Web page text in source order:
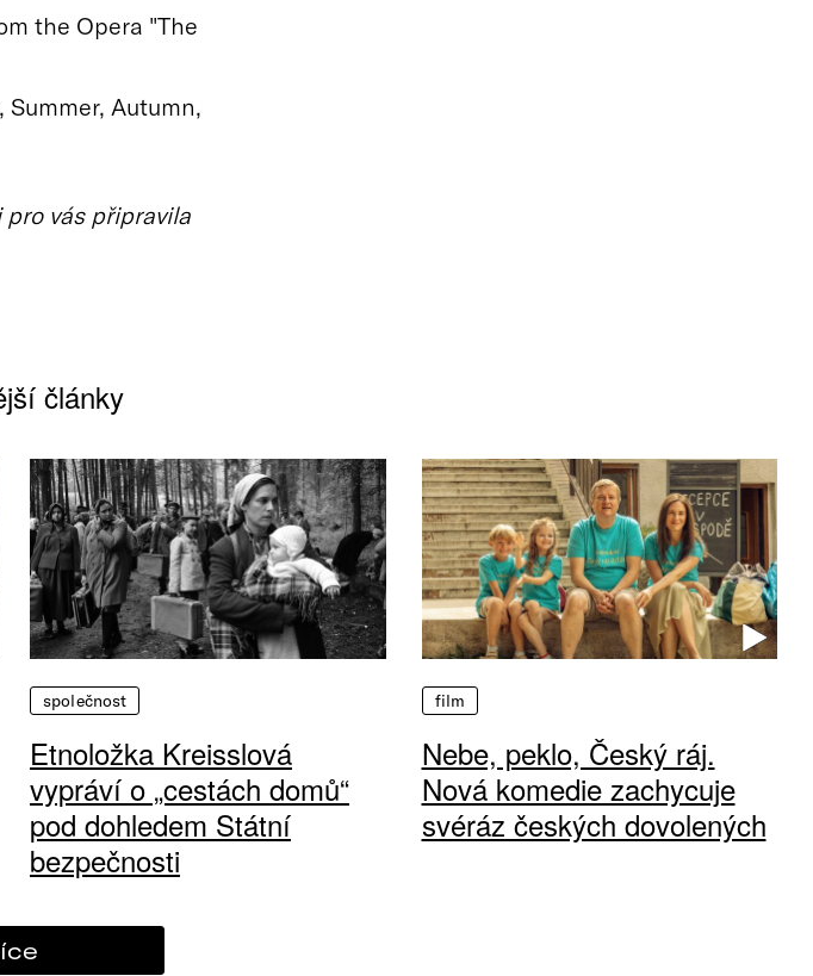
the Opera "The
Summer, Autumn,
vás připravila
články
společnost
Etnoložka Kreisslová
vypráví o „cestách domů“
pod dohledem Státní
bezpečnosti
film
Nebe, peklo, Český ráj.
Nová komedie zachycuje
svéráz českých dovolených